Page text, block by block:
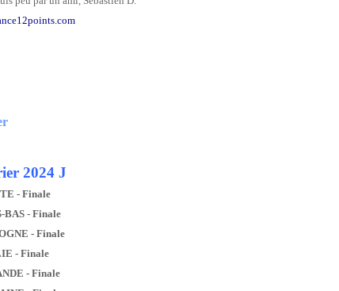
2024 J
- Finale
BAS - Finale
- Finale
- Finale
- Finale